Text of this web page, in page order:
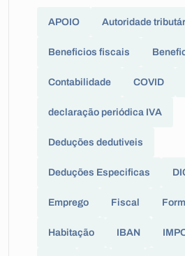
APOIO Autoridade
Beneficios fiscais
Contabilidade COVID
declaração periódica IVA
Deduções dedutiveis
Deduções Especificas
Emprego Fiscal
Habitação IBAN